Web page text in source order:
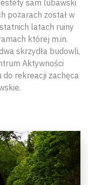
sam lubawski
pożarach został w
latach ruiny
której m.in.
skrzydła budowli,
Aktywności
do rekreacji zachęca